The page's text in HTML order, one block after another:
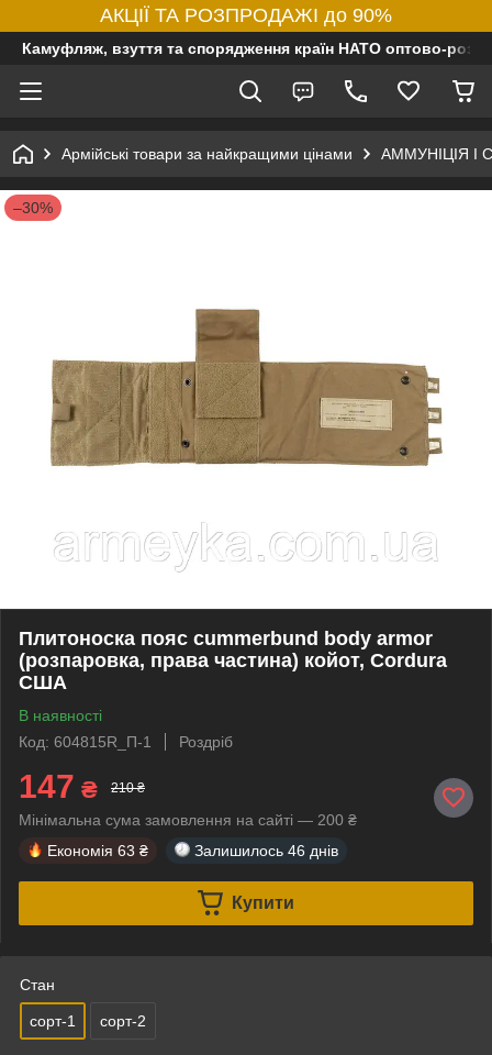
АКЦІЇ ТА РОЗПРОДАЖІ до 90%
Камуфляж, взуття та спорядження країн НАТО оптово-
Армійські товари за найкращими цінами АММУНІЦІЯ І
–30%
Плитоноска пояс сummerbund body armor
(розпаровка, права частина) койот, Cordura
США
В наявності
Код: 604815R_П-1
Роздріб
147 ₴ 210 ₴
Мінімальна сума замовлення на сайті — 200 ₴
Економія 63 ₴ Залишилось 46 днів
Купити
Стан
сорт-1 сорт-2